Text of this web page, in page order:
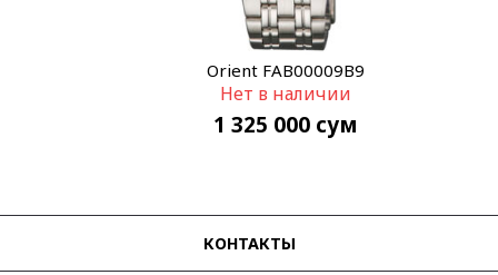
Orient FAB00009B9
Нет в наличии
1 325 000 сум
КОНТАКТЫ